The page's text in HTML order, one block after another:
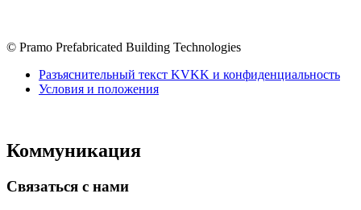
© Pramo Prefabricated Building Technologies
Разъяснительный текст KVKK и конфиденциальность
Условия и положения
Коммуникация
Связаться с нами